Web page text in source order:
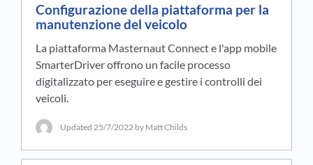
Configurazione della piattaforma per la
manutenzione del veicolo
La piattaforma Masternaut Connect e l'app mobile
SmarterDriver offrono un facile processo
digitalizzato per eseguire e gestire i controlli dei
veicoli.
Updated 25/7/2022 by Matt Childs